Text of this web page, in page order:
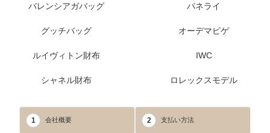
バレンシアガバッグ
グッチバッグ
ルイヴィトン財布
シャネル財布
パネライ
オーデマピゲ
IWC
ロレックスモデル
1 会社概要 2 支払い方法